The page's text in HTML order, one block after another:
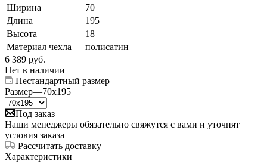
Ширина
70
Длина
195
Высота
18
Материал чехла
полисатин
6 389 руб.
Нет в наличии
Нестандартный размер
Размер—70x195
Под заказ
Наши менеджеры обязательно свяжутся с вами и уточнят
условия заказа
Рассчитать доставку
Характеристики